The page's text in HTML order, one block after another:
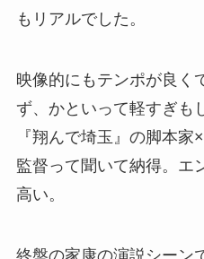
もリアルでした。
映像的にもテンポが良く
ず、かといって軽すぎも
『翔んで埼玉』の脚本
監督って聞いて納得。エ
高い。
終盤の家康の演説シーン